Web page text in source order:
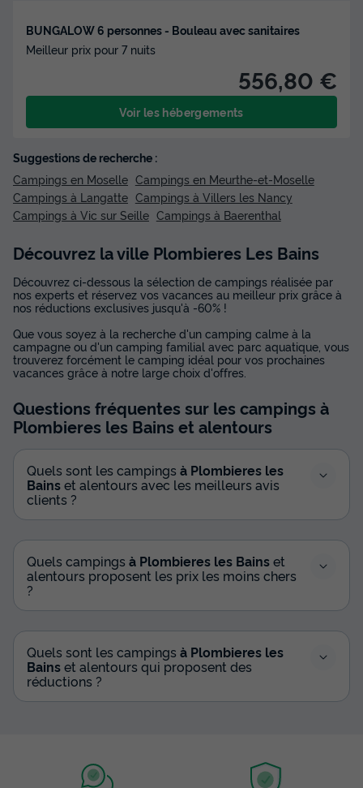
BUNGALOW 6 personnes - Bouleau avec sanitaires
Meilleur prix pour 7 nuits
556,80 €
Voir les hébergements
Suggestions de recherche :
Campings en Moselle Campings en Meurthe-et-Moselle
Campings à Langatte Campings à Villers les Nancy
Campings à Vic sur Seille Campings à Baerenthal
Découvrez la ville Plombieres Les Bains
Découvrez ci-dessous la sélection de campings réalisée par
nos experts et réservez vos vacances au meilleur prix grâce à
nos réductions exclusives jusqu'à -60% !
Que vous soyez à la recherche d'un camping calme à la
campagne ou d'un camping familial avec parc aquatique, vous
trouverez forcément le camping idéal pour vos prochaines
vacances grâce à notre large choix d'offres.
Questions fréquentes sur les campings à
Plombieres les Bains et alentours
Quels sont les campings à Plombieres les
Bainset alentours avec les meilleurs avis
clients ?
Quels campings à Plombieres les Bainset
alentours proposent les prix les moins chers
?
Quels sont les campings à Plombieres les
Bainset alentours qui proposent des
réductions ?